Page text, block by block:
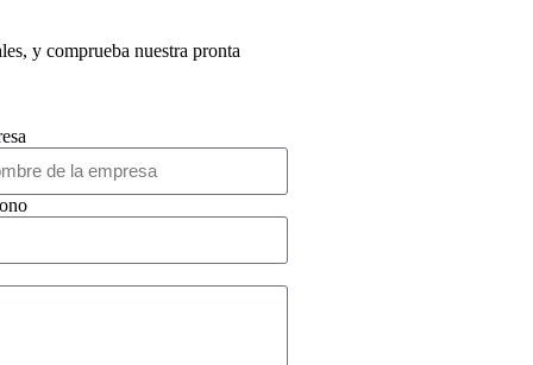
y comprueba nuestra pronta